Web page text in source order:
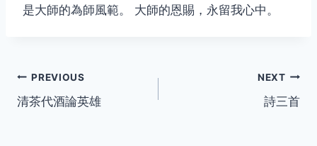
是大師的為師風範。 大師的恩賜，永留我心中。
Post
navigation
PREVIOUS
清茶代酒論英雄
NEXT
詩三首